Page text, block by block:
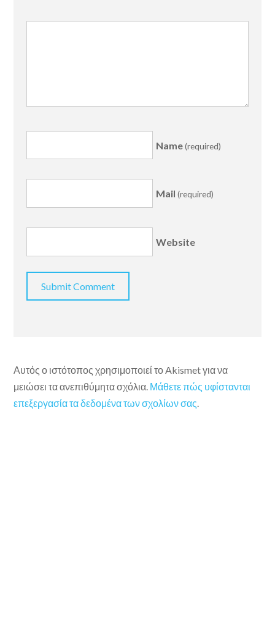
Name(required)
Mail (required)
Website
Αυτός ο ιστότοπος χρησιμοποιεί το Akismet για να
μειώσει τα ανεπιθύμητα σχόλια. Μάθετε πώς υφίστανται
επεξεργασία τα δεδομένα των σχολίων σας.